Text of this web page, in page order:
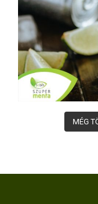
MÉG